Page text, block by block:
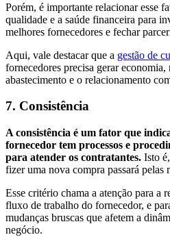
Porém, é importante relacionar esse
qualidade e a saúde financeira para
melhores fornecedores e fechar
Aqui, vale destacar que a gestão de
fornecedores precisa gerar
abastecimento e o relacionamento
7. Consistência
A consistência é um fator que
fornecedor tem processos e
para atender os contratantes. Isto
fizer uma nova compra passará pelas
Esse critério chama a atenção para a
fluxo de trabalho do fornecedor, e
mudanças bruscas que afetem a
negócio.